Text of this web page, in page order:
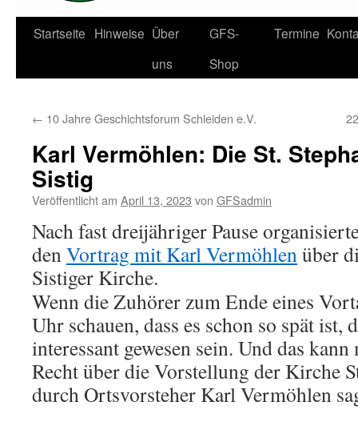
Startseite Hinweise Über
uns
GFS-
Shop
Termine
← 10 Jahre Geschichtsforum Schleiden e.V.
Karl Vermöhlen: Die St.
Sistig
Veröffentlicht am April 13, 2023 von GFSadmin
Nach fast dreijähriger Pause
denVortrag mit Karl Vermöhlenüber
Sistiger Kirche.
Wenn die Zuhörer zum Ende eines
Uhr schauen, dass es schon so spät ist,
interessant gewesen sein. Und das
Recht über die Vorstellung der Kirche
durch Ortsvorsteher Karl Vermöhlen